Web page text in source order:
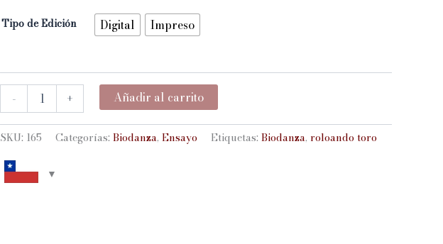
Tipo de Edición Digital Impreso
-
BIODANZA
cantidad
+ Añadir al carrito
SKU: 165 Categorías: Biodanza, Ensayo Etiquetas: Biodanza, roloando toro